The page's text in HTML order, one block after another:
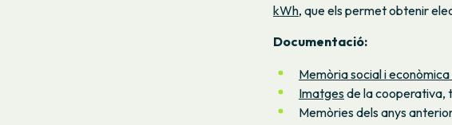
kWh, que els permet obtenir
Documentació:
Memòria social i econòmica
Imatgesde la cooperativa,
Memòries dels anys